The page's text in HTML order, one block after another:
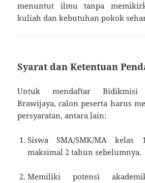
menuntut ilmu tanpa
kuliah dan kebutuhan pokok
Syarat dan Ketentuan
Untuk mendaftar
Brawijaya, calon peserta harus
persyaratan, antara lain:
Siswa SMA/SMK/MA
maksimal 2 tahun sebelumnya.
Memiliki potensi